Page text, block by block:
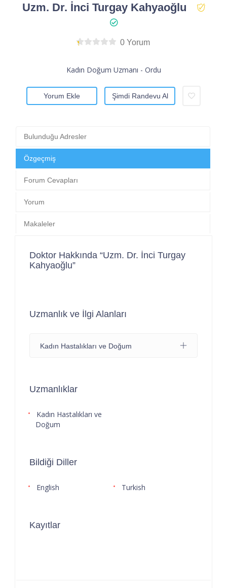
Uzm. Dr. İnci Turgay Kahyaoğlu
0 Yorum
Kadın Doğum Uzmanı - Ordu
Yorum Ekle Şimdi Randevu Al
Bulunduğu Adresler
Özgeçmiş
Forum Cevapları
Yorum
Makaleler
Doktor Hakkında “Uzm. Dr. İnci Turgay
Kahyaoğlu”
Uzmanlık ve İlgi Alanları
Kadın Hastalıkları ve Doğum
Uzmanlıklar
Kadın Hastalıkları ve
Doğum
Bildiği Diller
English Turkish
Kayıtlar